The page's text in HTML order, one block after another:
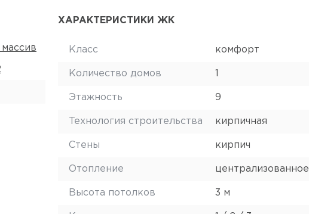
ХАРАКТЕРИСТИКИ ЖК
Класс комфорт
Количество домов
Этажность 9
Технология строительства кирпичная
Стены кирпич
Отопление централизованное
Высота потолков 3 м